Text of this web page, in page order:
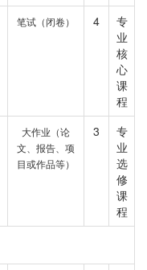
笔试（闭卷） 4
专
业
核
心
课
程
大作业（论
文、报告、项
目或作品等）
3
专
业
选
修
课
程